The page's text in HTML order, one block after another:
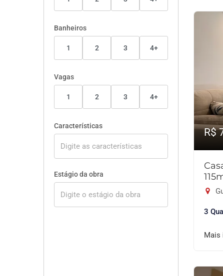
Banheiros
1 2 3 4+
Vagas
1 2 3 4+
Características
Estágio da obra
R$
3
Mais